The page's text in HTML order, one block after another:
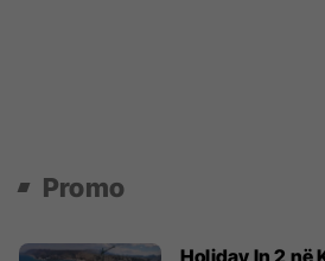
Promo
Holiday In 2 në